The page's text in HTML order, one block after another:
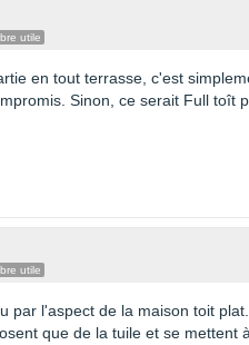
utile
en tout terrasse, c'est
Sinon, ce serait Full toît
utile
par l'aspect de la maison toit
que de la tuile et se mettent